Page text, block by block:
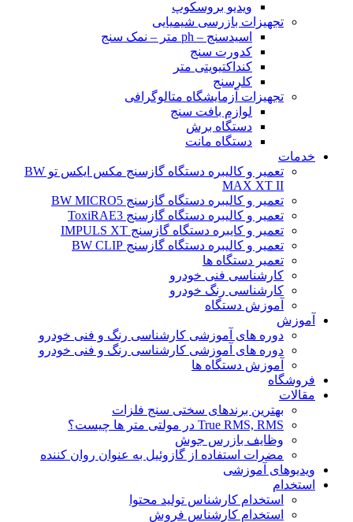
ویدیو بروسکوپ
تجهیزات بازرسی شیمیایی
اسیدسنج – ph متر – نمک سنج
کدورت سنج
کنداکتیویتی متر
کلرسنج
تجهیزات آزمایشگاه متالوگرافی
لوازم بافت سنج
دستگاه برش
دستگاه مانت
خدمات
تعمیر و کالیبره دستگاه گازسنج مکس ایکس تو BW
MAX XT II
تعمیر و کالیبره دستگاه گازسنج BW MICRO5
تعمیر و کالیبره دستگاه گازسنج ToxiRAE3
تعمیر و کایبره دستگاه گازسنج IMPULS XT
تعمیر و کالیبره دستگاه گازسنج BW CLIP
تعمیر دستگاه ها
کارشناسی فنی خودرو
کارشناسی رنگ خودرو
آموزش دستگاه
آموزش
دوره های آموزشی کارشناسی رنگ و فنی خودرو
دوره های آموزشی کارشناسی رنگ و فنی خودرو
آموزش دستگاه ها
فروشگاه
مقالات
بهترین برندهای سختی سنج فلزات
True RMS, RMS در مولتی متر ها چیست؟
وظایف بازرس جوش
مضرات استفاده از گازوئیل به عنوان روان کننده
ویدیوهای آموزشی
استخدام
استخدام کارشناس تولید محتوا
استخدام کارشناس فروش